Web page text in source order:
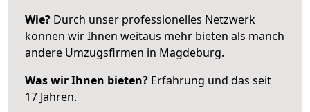
Wie? Durch unser professionelles Netzwerk
können wir Ihnen weitaus mehr bieten als manch
andere Umzugsfirmen in Magdeburg.
Was wir Ihnen bieten? Erfahrung und das seit
17 Jahren.